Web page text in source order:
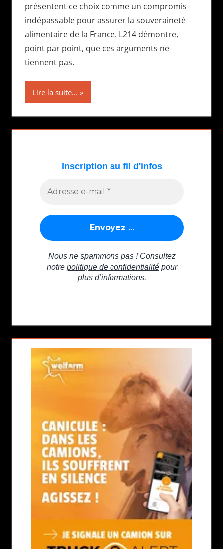
présentent ce choix comme un compromis
indépassable pour assurer la souveraineté
alimentaire de la France. L214 démontre,
point par point, que ces arguments ne
tiennent pas.
Lire la suite...